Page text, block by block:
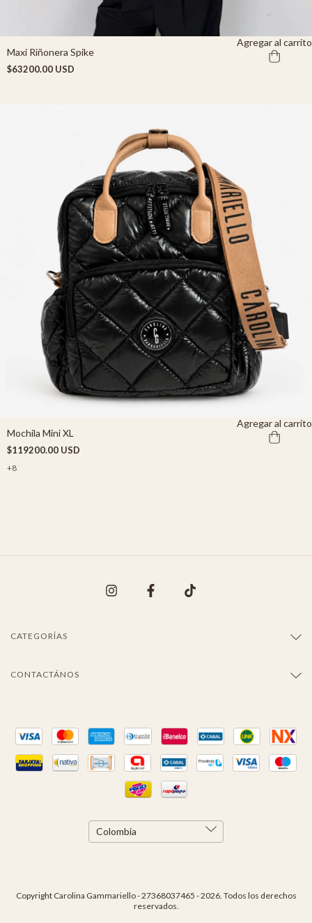
Maxi Riñonera Spike
$63200.00 USD
Agregar al carrito
Mochila Mini XL
$119200.00 USD
+8
Agregar al carrito
CATEGORÍAS
CONTACTÁNOS
Copyright Carolina Gammariello - 27368037465 - 2026. Todos los derechos
reservados.